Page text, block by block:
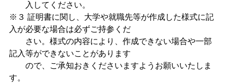
入してください。
※３ 証明書に関し、大学や就職先等が作成した様式に記
入が必要な場合は必ずご持参くだ
さい。様式の内容により、作成できない場合や一部
記入等ができないことがあります
ので、ご承知おきくださいますようお願いいたしま
す。